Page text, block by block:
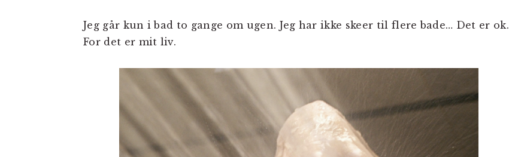
Jeg går kun i bad to gange om ugen. Jeg har ikke skeer til flere bade… Det er ok.
For det er mit liv.